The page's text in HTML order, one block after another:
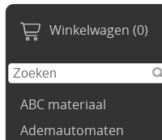
Winkelwagen (0)
ABC materiaal
Ademautomaten